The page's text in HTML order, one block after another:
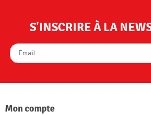
S'INSCRIRE À LA
Mon compte